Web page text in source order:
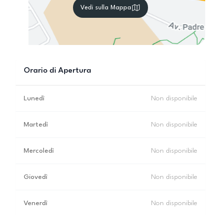
Vedi sulla Mappa
Orario di Apertura
Lunedì Non disponibile
Martedì Non disponibile
Mercoledì Non disponibile
Giovedì Non disponibile
Venerdì Non disponibile